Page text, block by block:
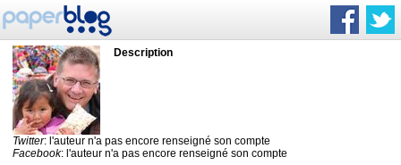
Description
Twitter: l'auteur n'a pas encore renseigné son compte
Facebook: l'auteur n'a pas encore renseigné son compte